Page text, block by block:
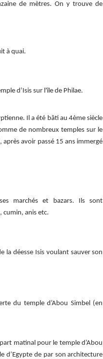
de mètres. On y trouve de
à quai.
d’Isis sur l'île de Philae.
Il a été bâti au 4ème siècle
de nombreux temples sur le
après avoir passé 15 ans immergé
marchés et bazars. Ils sont
cumin, anis etc.
la déesse Isis voulant sauver son
du temple d’Abou Simbel (en
matinal pour le temple d’Abou
d’Egypte de par son architecture